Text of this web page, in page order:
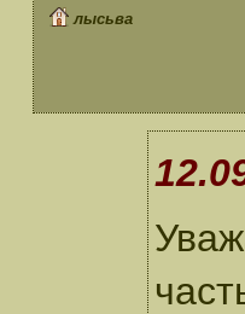
лысьва